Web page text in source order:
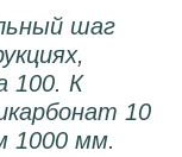
шаг
100. К
10
1000 мм.